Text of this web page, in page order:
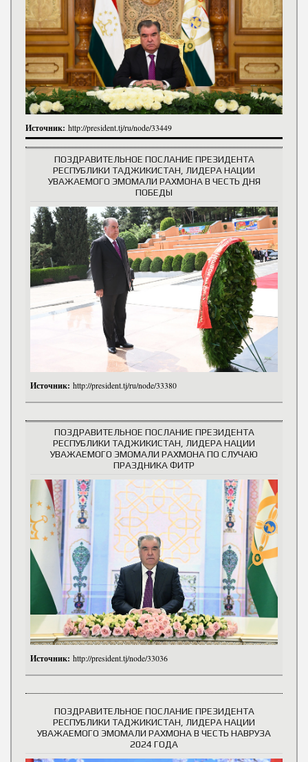
Источник: http://president.tj/ru/node/33449
ПОЗДРАВИТЕЛЬНОЕ ПОСЛАНИЕ ПРЕЗИДЕНТА
РЕСПУБЛИКИ ТАДЖИКИСТАН, ЛИДЕРА НАЦИИ
УВАЖАЕМОГО ЭМОМАЛИ РАХМОНА В ЧЕСТЬ ДНЯ
ПОБЕДЫ
Источник: http://president.tj/ru/node/33380
ПОЗДРАВИТЕЛЬНОЕ ПОСЛАНИЕ ПРЕЗИДЕНТА
РЕСПУБЛИКИ ТАДЖИКИСТАН, ЛИДЕРА НАЦИИ
УВАЖАЕМОГО ЭМОМАЛИ РАХМОНА ПО СЛУЧАЮ
ПРАЗДНИКА ФИТР
Источник: http://president.tj/node/33036
ПОЗДРАВИТЕЛЬНОЕ ПОСЛАНИЕ ПРЕЗИДЕНТА
РЕСПУБЛИКИ ТАДЖИКИСТАН, ЛИДЕРА НАЦИИ
УВАЖАЕМОГО ЭМОМАЛИ РАХМОНА В ЧЕСТЬ НАВРУЗА
2024 ГОДА